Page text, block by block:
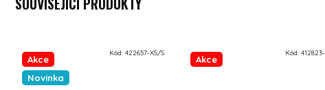
Akce
Novinka
Kód: 422657-XS/S
Akce
Kód: